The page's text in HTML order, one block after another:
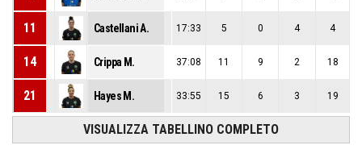
11 Castellani A. 17:33 5 0 4 4
14 Crippa M. 37:08 11 9 2 18
21 Hayes M. 33:55 15 6 3 19
VISUALIZZA TABELLINO COMPLETO